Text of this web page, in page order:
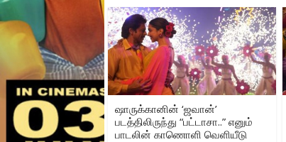
ஷாருக்கானின் ‘ஜவான்’
படத்திலிருந்து “பட்டாசா..” எனும்
பாடலின் காணொளி வெளியீடு